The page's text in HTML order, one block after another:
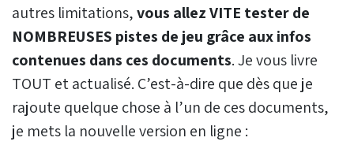
autres limitations,vous allez VITE tester de
NOMBREUSES pistes de jeu grâce aux infos
contenues dans ces documents. Je vous livre
TOUT et actualisé. C’est-à-dire que dès que je
rajoute quelque chose à l’un de ces documents,
je mets la nouvelle version en ligne :